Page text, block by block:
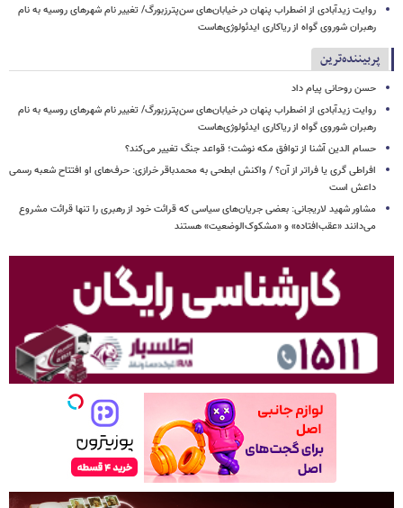
روایت زیدآبادی از اضطراب پنهان در خیابان‌های سن‌پترزبورگ/ تغییر نام شهرهای روسیه به نام
رهبران شوروی گواه از ریاکاری ایدئولوژی‌هاست
پربیننده‌ترین
حسن روحانی پیام داد
روایت زیدآبادی از اضطراب پنهان در خیابان‌های سن‌پترزبورگ/ تغییر نام شهرهای روسیه به نام
رهبران شوروی گواه از ریاکاری ایدئولوژی‌هاست
حسام الدین آشنا از توافق مکه نوشت؛ قواعد جنگ تغییر می‌کند؟
افراطی گری یا فراتر از آن؟ / واکنش ابطحی به محمدباقر خرازی: حرف‌های او افتتاح شعبه رسمی
داعش است
مشاور شهید لاریجانی: بعضی جریان‌های سیاسی که قرائت خود از رهبری را تنها قرائت مشروع
می‌دانند «عقب‌افتاده» و «مشکوک‌الوضعیت» هستند